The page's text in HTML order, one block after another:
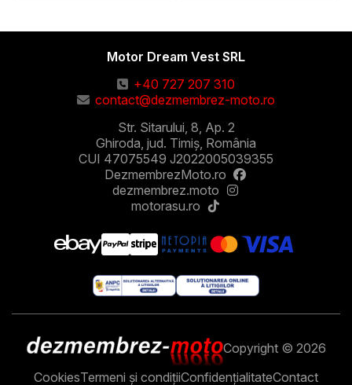
Motor Dream Vest SRL
+40 727 207 310
contact@dezmembrez-moto.ro
Str. Sitarului, 8, Ap. 2
Ghiroda, jud. Timiș, România
CUI 47075549 J2022005039355
DezmembrezMoto.ro
dezmembrez.moto
motorasu.ro
Copyright © 2026
CookiesTermeni și condițiiConfidențialitateContact